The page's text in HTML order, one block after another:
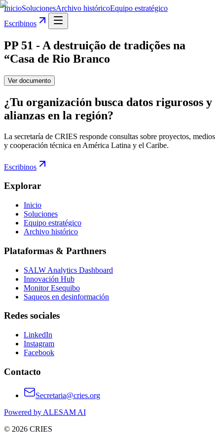
InicioSolucionesArchivo históricoEquipo estratégico
Escribinos
PP 51 - A destruição de tradições na
“Casa de Rio Branco
Ver documento
¿Tu organización busca datos rigurosos y
alianzas en la región?
La secretaría de CRIES responde consultas sobre proyectos, medios
y cooperación técnica en América Latina y el Caribe.
Escribinos
Explorar
Inicio
Soluciones
Equipo estratégico
Archivo histórico
Plataformas & Parthners
SALW Analytics Dashboard
Innovación Hub
Monitor Esequibo
Saqueos en desinformación
Redes sociales
LinkedIn
Instagram
Facebook
Contacto
Secretaria@cries.org
Powered by ALESAM AI
© 2026 CRIES